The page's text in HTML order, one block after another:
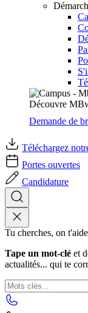
Découvre
Demande de
Téléchargez
Portes ouvertes
Candidature
Tu cherches, on
Tape un mot-clé et
actualités... qui te